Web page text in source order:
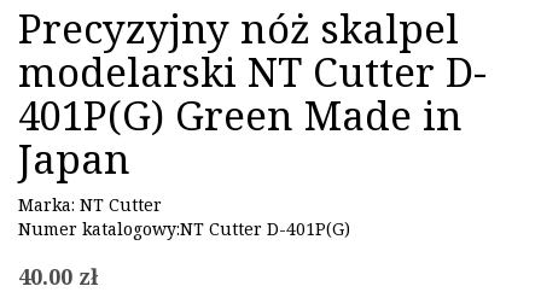
Precyzyjny nóż skalpel
modelarski NT Cutter D-
401P(G) Green Made in
Japan
Marka: NT Cutter
Numer katalogowy:NT Cutter D-401P(G)
40.00 zł